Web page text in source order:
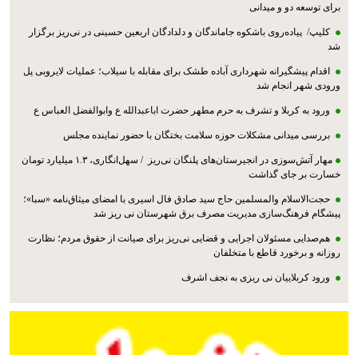
برای توسعه دو و میدانی
کلیپ/ پیاده‌روی باشکوه جاماندگان و دلدادگان اربعین حسینی در نی‌ریز برگزار
شد
اقدام پیشگیرانه شهرداری آباده طشک برای مقابله با سیلاب؛ عملیات لایروبی پل
ورودی شهر انجام شد
ورود به کربلا و تشرف به حرم مطهر حضرت اباعبدالله ع وابوالفضل العباس ع
بررسی میدانی مشکلات حوزه سلامت بختگان با حضور نماینده مجلس
مهار آتش‌سوزی در انجیرستان‌های پلنگان نی‌ریز / سهل‌انگاری، ۱.۳ میلیارد تومان
خسارت بر جای گذاشت
حجت‌الاسلام والمسلمین حاج سید صادق فال اسیری با امضای میثاق‌نامه «سبا»؛
پیشگام فرهنگ‌سازی مدیریت مصرف برق شهرستان نی ریز شد
هم‌صدایی مسئولان اجرایی و قضایی نی‌ریز برای صیانت از حقوق مردم؛ نظارت
روزانه و برخورد قاطع با متخلفان
ورود کربلاییان نی ریزی به نجف اشرف